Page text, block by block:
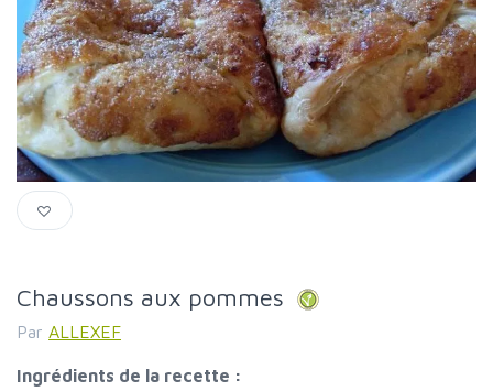
Chaussons aux pommes
Par ALLEXEF
Ingrédients de la recette :